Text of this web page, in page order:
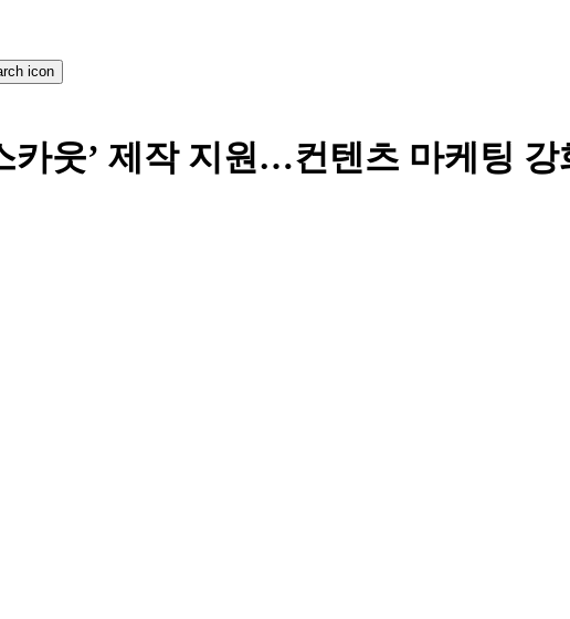
카웃’ 제작 지원…컨텐츠 마케팅 강